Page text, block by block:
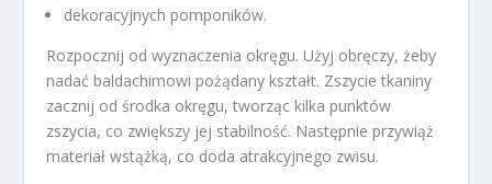
dekoracyjnych pomponików.
Rozpocznij od wyznaczenia okręgu. Użyj obręczy, żeby
nadać baldachimowi pożądany kształt. Zszycie tkaniny
zacznij od środka okręgu, tworząc kilka punktów
zszycia, co zwiększy jej stabilność. Następnie przywiąż
materiał wstążką, co doda atrakcyjnego zwisu.